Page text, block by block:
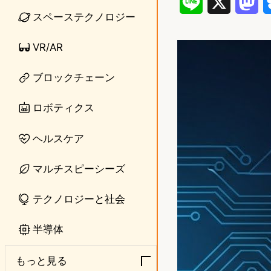
スペーステクノロジー
VR/AR
ブロックチェーン
ロボティクス
ヘルスケア
マルチスピーシーズ
テクノロジーと社会
半導体
もっと見る
n